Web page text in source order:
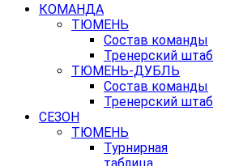
КОМАНДА
ТЮМЕНЬ
Состав команды
Тренерский штаб
ТЮМЕНЬ-ДУБЛЬ
Состав команды
Тренерский штаб
СЕЗОН
ТЮМЕНЬ
Турнирная